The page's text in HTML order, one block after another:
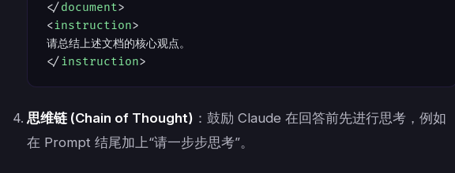
</document>
<instruction>
请总结上述文档的核心观点。
</instruction>
思维链 (Chain of Thought) ：鼓励 Claude 在回答前先进行思考，例如
在 Prompt 结尾加上“请一步步思考”。